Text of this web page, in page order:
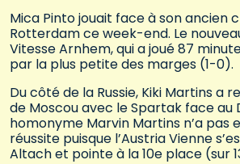
Mica Pinto jouait face à son ancien
Rotterdam ce week-end. Le
Vitesse Arnhem, qui a joué 87
par la plus petite des marges (1-0).
Du côté de la Russie, Kiki Martins a
de Moscou avec le Spartak face au
homonyme Marvin Martins n’a pas
réussite puisque l’Austria Vienne
Altach et pointe à la 10e place (sur